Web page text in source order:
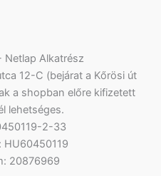
Netlap Alkatrész
12-C (bejárat a Kőrösi út
a shopban előre kifizetett
lehetséges.
2-33
HU60450119
20876969